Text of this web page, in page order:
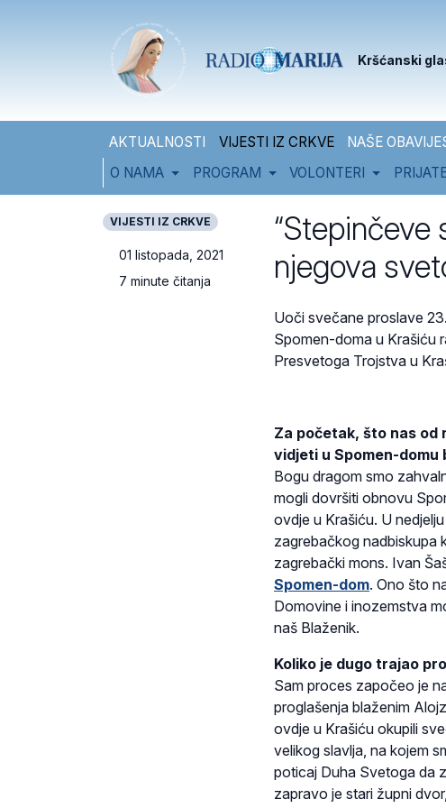
Kršćanski
AKTUALNOSTI VIJESTI IZ CRKVE NAŠE
O NAMA
PROGRAM VOLONTERI
VIJESTI IZ CRKVE
01 listopada, 2021
7 minute čitanja
“Stepinčeve
njegova
Uoči svečane proslave
Spomen-doma u Krašiću
Presvetoga Trojstva u
Za početak, što nas od
vidjeti u Spomen-domu
Bogu dragom smo
mogli dovršiti obnovu
ovdje u Krašiću. U
zagrebačkog nadbiskupa
zagrebački mons. Ivan
Spomen-dom. Ono što
Domovine i inozemstva
naš Blaženik.
Koliko je dugo trajao
Sam proces započeo je
proglašenja blaženim
ovdje u Krašiću okupili
velikog slavlja, na kojem
poticaj Duha Svetoga da
zapravo je stari župni